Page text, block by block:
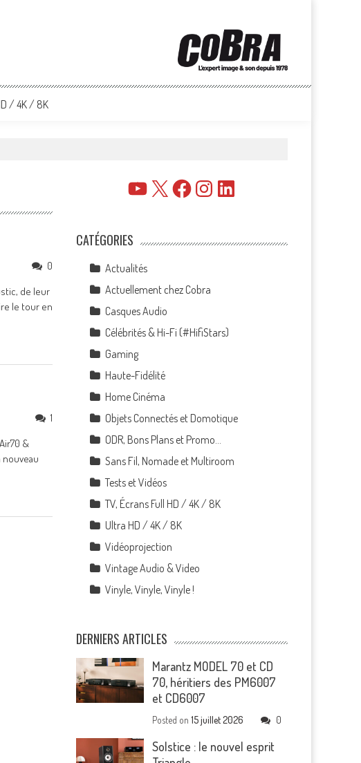
/ 4K / 8K
0
de leur
le tour en
1
&
YouTube
X FacebookInstagramLinkedIn
CATÉGORIES
Actualités
Actuellement chez Cobra
Casques Audio
Célébrités & Hi-Fi (#HifiStars)
Gaming
Haute-Fidélité
Home Cinéma
Objets Connectés et Domotique
ODR, Bons Plans et Promo…
Sans Fil, Nomade et Multiroom
Tests et Vidéos
TV, Écrans Full HD / 4K / 8K
Ultra HD / 4K / 8K
Vidéoprojection
Vintage Audio & Video
Vinyle, Vinyle, Vinyle !
DERNIERS ARTICLES
Marantz MODEL 70 et CD
70, héritiers des PM6007
et CD6007
Posted on15 juillet 2026 0
Solstice : le nouvel esprit